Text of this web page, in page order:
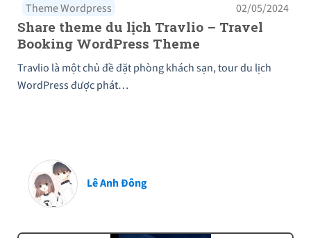
Theme Wordpress 02/05/2024
Share theme du lịch Travlio – Travel
Booking WordPress Theme
Travlio là một chủ đề đặt phòng khách sạn, tour du lịch
WordPress được phát…
Lê Anh Đông